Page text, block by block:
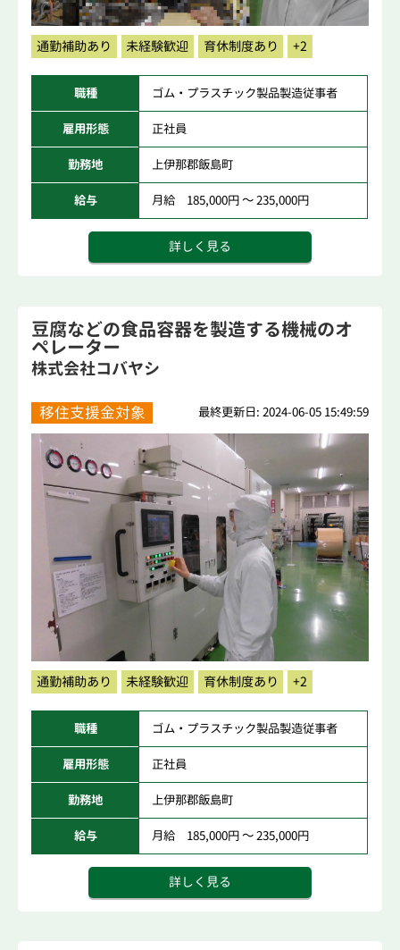
通勤補助あり 未経験歓迎 育休制度あり +2
職種 ゴム・プラスチック製品製造従事者
雇用形態 正社員
勤務地 上伊那郡飯島町
給与 月給 185,000円 ～ 235,000円
詳しく見る
豆腐などの食品容器を製造する機械のオ
ペレーター
株式会社コバヤシ
移住支援金対象 最終更新日: 2024-06-05 15:49:59
通勤補助あり 未経験歓迎 育休制度あり +2
職種 ゴム・プラスチック製品製造従事者
雇用形態 正社員
勤務地 上伊那郡飯島町
給与 月給 185,000円 ～ 235,000円
詳しく見る